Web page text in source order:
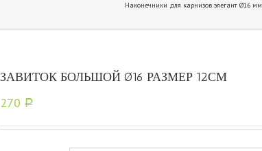
Наконечники для карнизов элегант Ø16 мм
ЗАВИТОК БОЛЬШОЙ Ø16 РАЗМЕР 12СМ
270 Р